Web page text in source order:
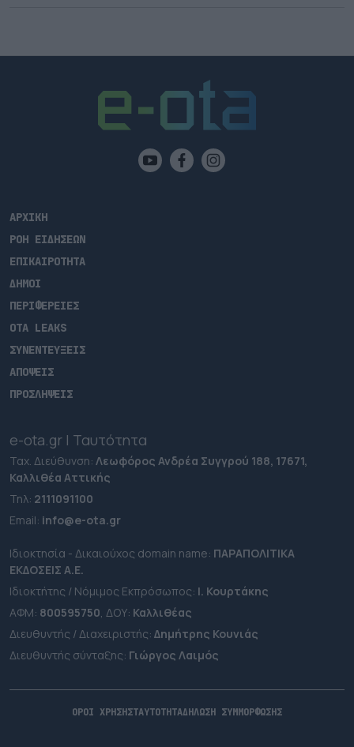
ΑΡΧΙΚΗ
ΡΟΗ ΕΙΔΗΣΕΩΝ
ΕΠΙΚΑΙΡΟΤΗΤΑ
ΔΗΜΟΙ
ΠΕΡΙΦΕΡΕΙΕΣ
OTA LEAKS
ΣΥΝΕΝΤΕΥΞΕΙΣ
ΑΠΟΨΕΙΣ
ΠΡΟΣΛΗΨΕΙΣ
e-ota.gr | Ταυτότητα
Ταχ. Διεύθυνση: Λεωφόρος Ανδρέα Συγγρού 188, 17671,
Καλλιθέα Αττικής
Τηλ: 2111091100
Εmail: info@e-ota.gr
Ιδιοκτησία - Δικαιούχος domain name: ΠΑΡΑΠΟΛΙΤΙΚΑ
ΕΚΔΟΣΕΙΣ A.E.
Ιδιοκτήτης / Νόμιμος Εκπρόσωπος: Ι. Κουρτάκης
ΑΦΜ: 800595750, ΔΟΥ: Καλλιθέας
Διευθυντής / Διαχειριστής: Δημήτρης Κουνιάς
Διευθυντής σύνταξης: Γιώργος Λαιμός
ΟΡΟΙ ΧΡΗΣΗΣΤΑΥΤΟΤΗΤΑΔΗΛΩΣΗ ΣΥΜΜΟΡΦΩΣΗΣ